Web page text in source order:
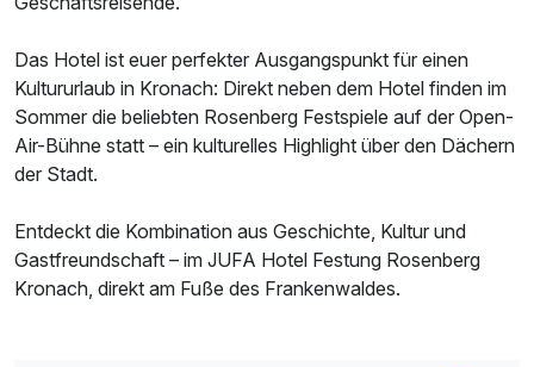
Das Hotel ist euer perfekter Ausgangspunkt für einen
Kultururlaub in Kronach: Direkt neben dem Hotel finden im
Sommer die beliebten Rosenberg Festspiele auf der Open-
Air-Bühne statt – ein kulturelles Highlight über den Dächern
der Stadt.
Entdeckt die Kombination aus Geschichte, Kultur und
Gastfreundschaft – im JUFA Hotel Festung Rosenberg
Kronach, direkt am Fuße des Frankenwaldes.